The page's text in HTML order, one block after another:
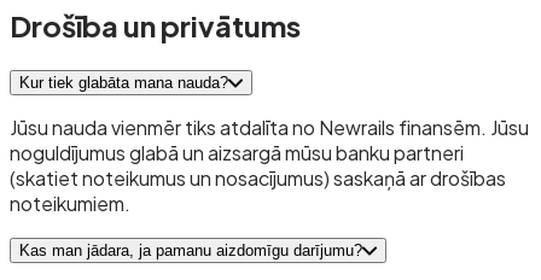
Drošība un privātums
Kur tiek glabāta mana nauda?
Jūsu nauda vienmēr tiks atdalīta no Newrails finansēm. Jūsu
noguldījumus glabā un aizsargā mūsu banku partneri
(skatiet noteikumus un nosacījumus) saskaņā ar drošības
noteikumiem.
Kas man jādara, ja pamanu aizdomīgu darījumu?